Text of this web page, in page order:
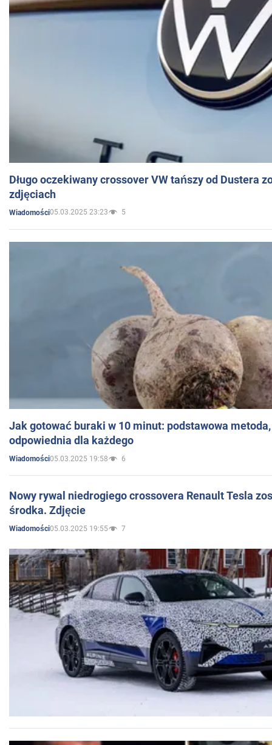
Długo oczekiwany crossover VW tańszy od Dustera
zdjęciach
Wiadomości05.03.2025 23:23 5
Jak gotować buraki w 10 minut: podstawowa
odpowiednia dla każdego
Wiadomości05.03.2025 19:58 6
Nowy rywal niedrogiego crossovera Renault Tesla
środka. Zdjęcie
Wiadomości05.03.2025 19:55 7